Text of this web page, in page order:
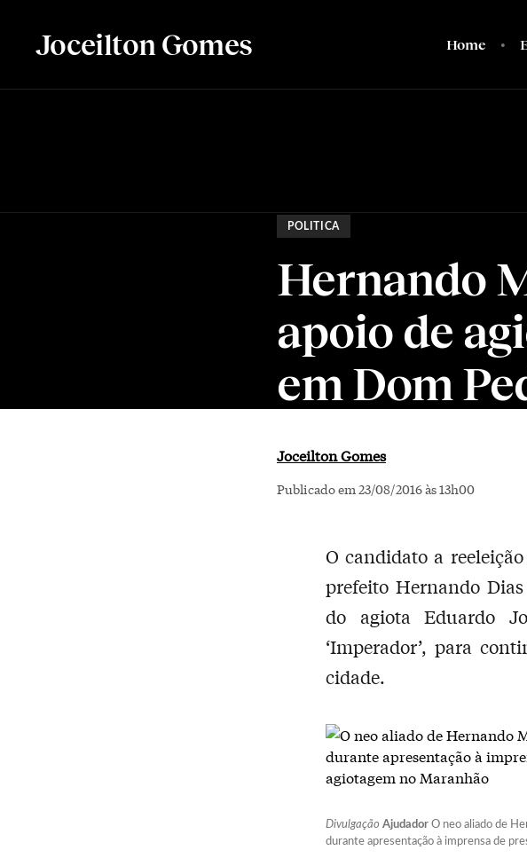
Joceilton Gomes Home
POLITICA
Hernando
apoio de
em Dom
Joceilton Gomes
Publicado em 23/08/2016 às 13h00
O candidato a
prefeito Hernando
do agiota Eduardo
‘Imperador’, para
cidade.
Divulgação Ajudador O neo aliado de
durante apresentação à imprensa de